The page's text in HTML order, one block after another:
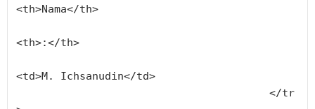
<th>Nama</th>
<th>:</th>
<td>M. Ichsanudin</td>